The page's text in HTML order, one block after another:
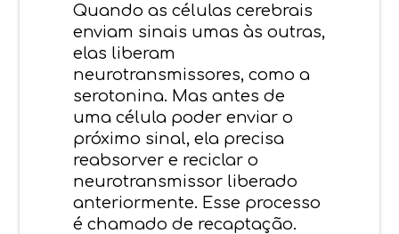
Quando as células cerebrais
enviam sinais umas às outras,
elas liberam
neurotransmissores, como a
serotonina. Mas antes de
uma célula poder enviar o
próximo sinal, ela precisa
reabsorver e reciclar o
neurotransmissor liberado
anteriormente. Esse processo
é chamado de recaptação.